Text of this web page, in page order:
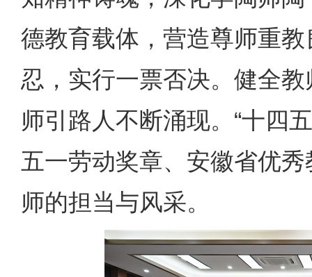
德教育载体，营造尊师重
忍，实行一票否决。健全
师引路人不断涌现。“十四
五一劳动奖章、安徽省优
师的担当与风采。